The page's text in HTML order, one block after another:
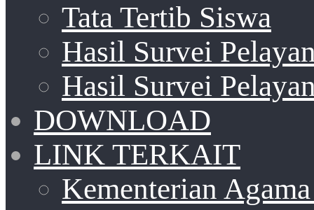
Tata Tertib Siswa
Hasil Survei
Hasil Survei
DOWNLOAD
LINK TERKAIT
Kementerian